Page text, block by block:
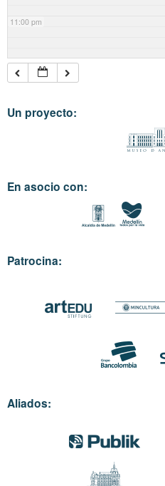
11:00 pm
Un proyecto:
En asocio con:
Patrocina:
Aliados: